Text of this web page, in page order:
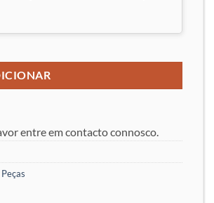
entre em contacto connosco.